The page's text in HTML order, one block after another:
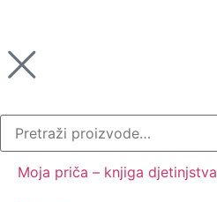
Moja priča – knjiga djetinjstva